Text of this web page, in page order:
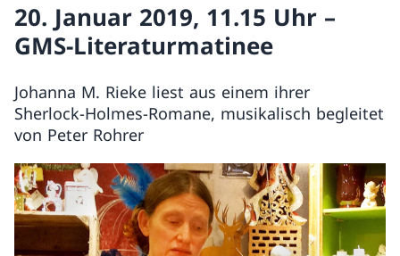
20. Januar 2019, 11.15 Uhr –
GMS-Literaturmatinee
Johanna M. Rieke liest aus einem ihrer
Sherlock-Holmes-Romane, musikalisch begleitet
von Peter Rohrer